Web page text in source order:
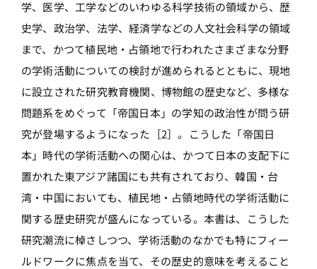
学、医学、工学などのいわゆる科学技術の領域から、歴
史学、政治学、法学、経済学などの人文社会科学の領域
まで、かつて植民地・占領地で行われたさまざまな分野
の学術活動についての検討が進められるとともに、現地
に設立された研究教育機関、博物館の歴史など、多様な
問題系をめぐって「帝国日本」の学知の政治性が問う研
究が登場するようになった［2］。こうした「帝国日
本」時代の学術活動への関心は、かつて日本の支配下に
置かれた東アジア諸国にも共有されており、韓国・台
湾・中国においても、植民地・占領地時代の学術活動に
関する歴史研究が盛んになっている。本書は、こうした
研究潮流に棹さしつつ、学術活動のなかでも特にフィー
ルドワークに焦点を当て、その歴史的意味を考えること